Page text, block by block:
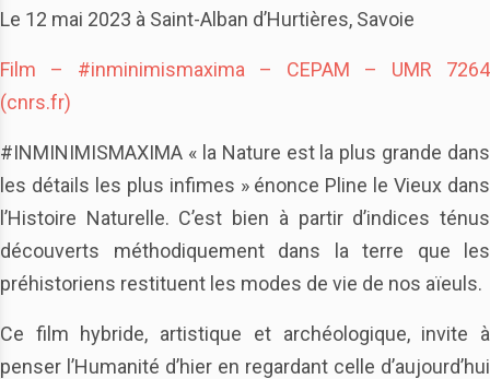
Le 12 mai 2023 à Saint-Alban d’Hurtières, Savoie
Film – #inminimismaxima – CEPAM – UMR 7264
(cnrs.fr)
#INMINIMISMAXIMA « la Nature est la plus grande dans
les détails les plus infimes » énonce Pline le Vieux dans
l’Histoire Naturelle. C’est bien à partir d’indices ténus
découverts méthodiquement dans la terre que les
préhistoriens restituent les modes de vie de nos aïeuls.
Ce film hybride, artistique et archéologique, invite à
penser l’Humanité d’hier en regardant celle d’aujourd’hui